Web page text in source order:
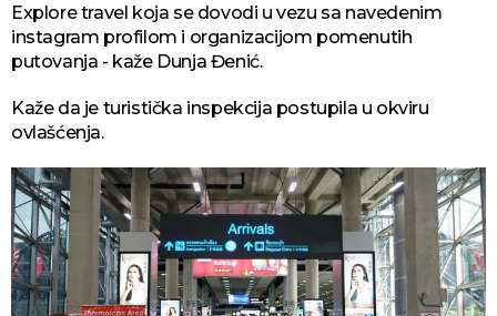
Explore travel koja se dovodi u vezu sa navedenim
instagram profilom i organizacijom pomenutih
putovanja - kaže Dunja Đenić.
Kaže da je turistička inspekcija postupila u okviru
ovlašćenja.